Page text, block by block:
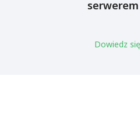
Dowiedz